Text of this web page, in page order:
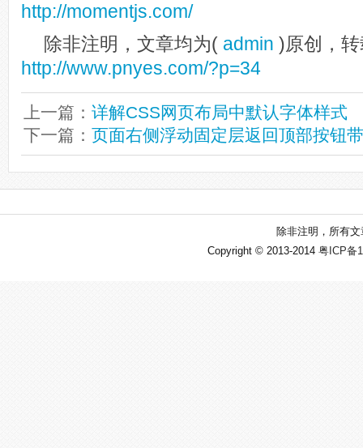
http://momentjs.com/
除非注明，文章均为( admin )原创，
http://www.pnyes.com/?p=34
上一篇： 详解CSS网页布局中默认字体样式
下一篇： 页面右侧浮动固定层返回顶部按钮
除非注明，所有
Copyright © 2013-2014 粤ICP备